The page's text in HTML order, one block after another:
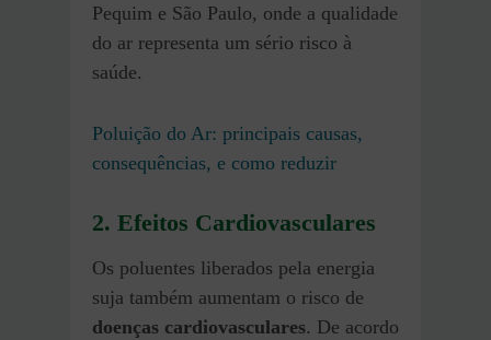
Pequim e São Paulo, onde a qualidade
do ar representa um sério risco à
saúde.
Poluição do Ar: principais causas,
consequências, e como reduzir
2. Efeitos Cardiovasculares
Os poluentes liberados pela energia
suja também aumentam o risco de
doenças cardiovasculares. De acordo